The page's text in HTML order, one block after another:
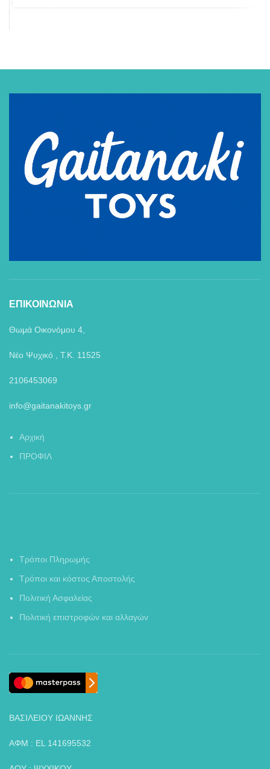
ΕΠΙΚΟΙΝΩΝΙΑ
Θωμά Οικονόμου 4,
Νέο Ψυχικό , Τ.Κ. 11525
2106453069
info@gaitanakitoys.gr
Αρχική
ΠΡΟΦΙΛ
Τρόποι Πληρωμής
Τρόποι και κόστος Αποστολής
Πολιτική Ασφαλείας
Πολιτική επιστροφών και αλλαγών
ΒΑΣΙΛΕΙΟΥ ΙΩΑΝΝΗΣ
ΑΦΜ : EL 141695532